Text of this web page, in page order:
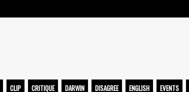
CLIP CRITIQUE DARWIN DISAGREE ENGLISH EVENTS